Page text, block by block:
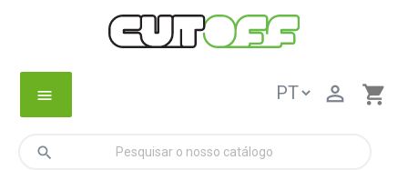
menu shopping_cart

search